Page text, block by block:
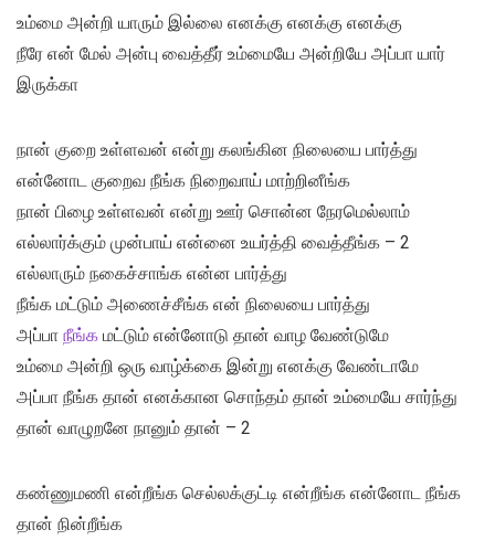
உம்மை அன்றி யாரும் இல்லை எனக்கு எனக்கு எனக்கு
நீரே என் மேல் அன்பு வைத்தீர் உம்மையே அன்றியே அப்பா யார்
இருக்கா
நான் குறை உள்ளவன் என்று கலங்கின நிலையை பார்த்து
என்னோட குறைவ நீங்க நிறைவாய் மாற்றினீங்க
நான் பிழை உள்ளவன் என்று ஊர் சொன்ன நேரமெல்லாம்
எல்லார்க்கும் முன்பாய் என்னை உயர்த்தி வைத்தீங்க – 2
எல்லாரும் நகைச்சாங்க என்ன பார்த்து
நீங்க மட்டும் அணைச்சீங்க என் நிலையை பார்த்து
அப்பா நீங்க மட்டும் என்னோடு தான் வாழ வேண்டுமே
உம்மை அன்றி ஒரு வாழ்க்கை இன்று எனக்கு வேண்டாமே
அப்பா நீங்க தான் எனக்கான சொந்தம் தான் உம்மையே சார்ந்து
தான் வாழுறனே நானும் தான் – 2
கண்ணுமணி என்றீங்க செல்லக்குட்டி என்றீங்க என்னோட நீங்க
தான் நின்றீங்க